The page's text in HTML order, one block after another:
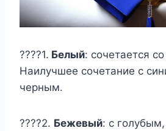
????1. Белый: сочетается
Наилучшее сочетание с
черным.
????2. Бежевый: с